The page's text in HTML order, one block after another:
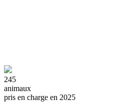
245
animaux
pris en charge en 2025